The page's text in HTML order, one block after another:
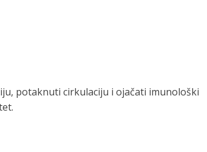
potaknuti cirkulaciju i ojačati imunološki